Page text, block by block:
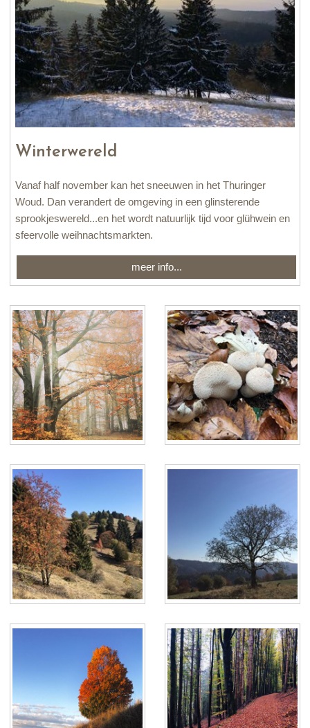
Winterwereld
Vanaf half november kan het sneeuwen in het Thuringer
Woud. Dan verandert de omgeving in een glinsterende
sprookjeswereld...en het wordt natuurlijk tijd voor glühwein en
sfeervolle weihnachtsmarkten.
meer info...